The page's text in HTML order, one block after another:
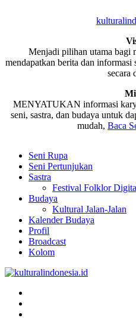
Menjadi pilihan utama bagi
mendapatkan berita dan informasi
secara
MENYATUKAN informasi
seni, sastra, dan budaya untuk
mudah, Baca
Seni Rupa
Seni Pertunjukan
Sastra
Festival Folklor
Budaya
Kultural Jalan-Jalan
Kalender Budaya
Profil
Broadcast
Kolom